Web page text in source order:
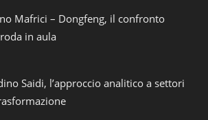
Mafrici – Dongfeng, il confronto
in aula
Saidi, l’approccio analitico a settori